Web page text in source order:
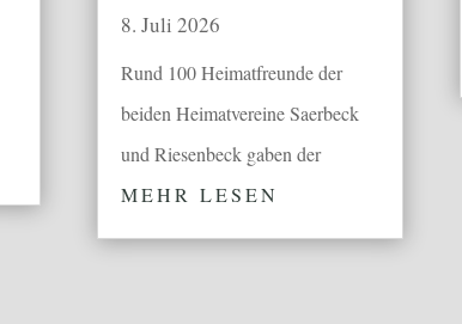
8. Juli 2026
Rund 100 Heimatfreunde der
beiden Heimatvereine Saerbeck
und Riesenbeck gaben der
MEHR LESEN